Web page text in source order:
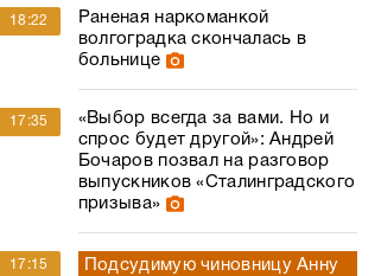
18:22
Раненая наркоманкой
волгоградка скончалась в
больнице
17:35
«Выбор всегда за вами. Но и
спрос будет другой»: Андрей
Бочаров позвал на разговор
выпускников «Сталинградского
призыва»
17:15
Подсудимую чиновницу Анну